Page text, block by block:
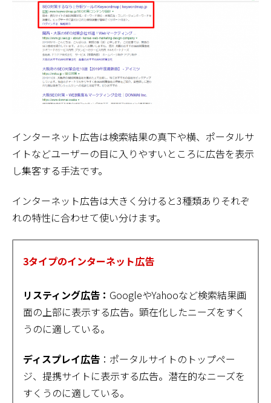
インターネット広告は検索結果の真下や横、ポータルサ
イトなどユーザーの目に入りやすいところに広告を表示
し集客する手法です。
インターネット広告は大きく分けると3種類ありそれぞ
れの特性に合わせて使い分けます。
3タイプのインターネット広告
リスティング広告： GoogleやYahooなど検索結果画
面の上部に表示する広告。顕在化したニーズをすく
うのに適している。
ディスプレイ広告 ：ポータルサイトのトップペー
ジ、提携サイトに表示する広告。潜在的なニーズを
すくうのに適している。